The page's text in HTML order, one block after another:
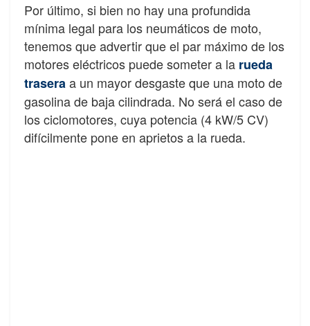
Por último, si bien no hay una profundida
mínima legal para los neumáticos de moto,
tenemos que advertir que el par máximo de los
motores eléctricos puede someter a la rueda
traseraa un mayor desgaste que una moto de
gasolina de baja cilindrada. No será el caso de
los ciclomotores, cuya potencia (4 kW/5 CV)
difícilmente pone en aprietos a la rueda.